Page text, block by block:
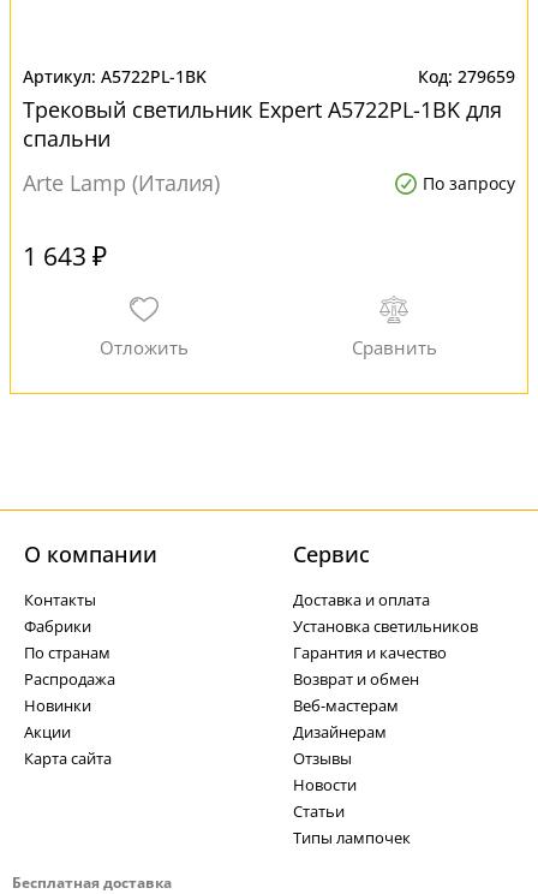
A5722PL-1BK 279659
Трековый светильник Expert A5722PL-1BK для
спальни
Arte Lamp (Италия)
По запросу
1 643 ₽
Бесплатная доставка
О компании
Контакты
Фабрики
По странам
Распродажа
Новинки
Акции
Карта сайта
Cервис
Доставка и оплата
Установка светильников
Гарантия и качество
Возврат и обмен
Веб-мастерам
Дизайнерам
Отзывы
Новости
Статьи
Типы лампочек